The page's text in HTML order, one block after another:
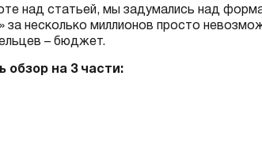
над статьей, мы задумались над
за несколько миллионов просто
– бюджет.
обзор на 3 части: